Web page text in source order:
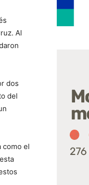
Al
dos
del
como el